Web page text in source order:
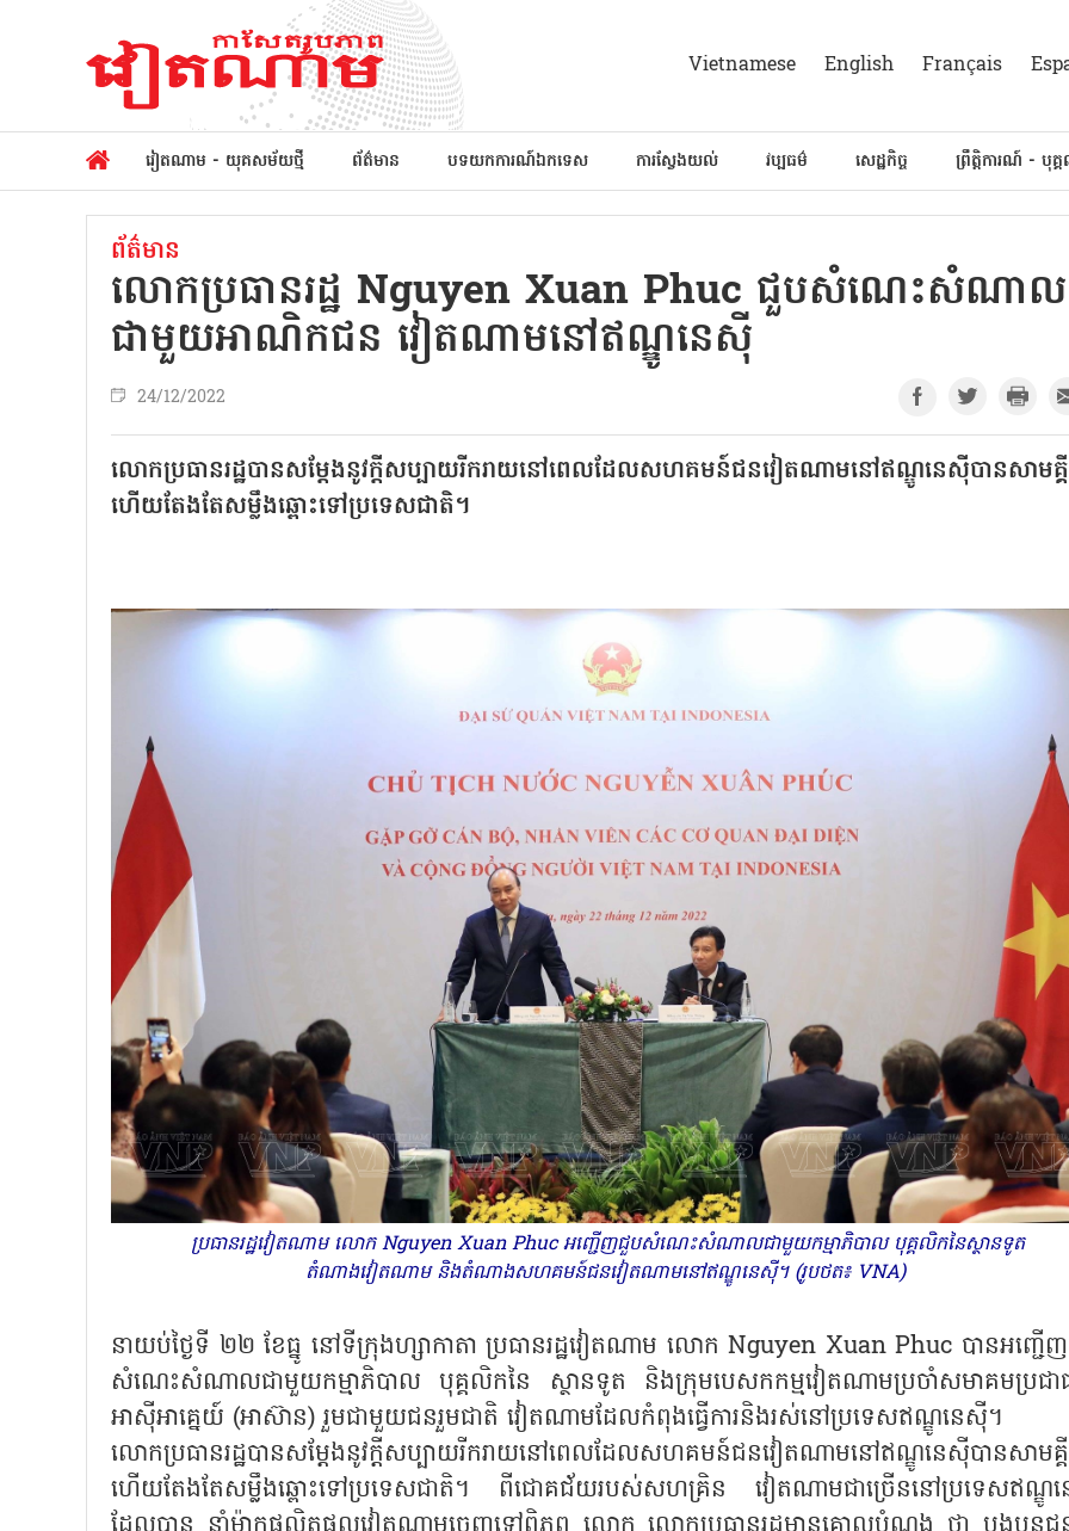
Vietnamese English Français
វៀតណាម - យុគសម័យថ្មី ព័ត៌មាន បទយកការណ៍ឯកទេស ការស្វែងយល់ វប្បធម៌ សេដ្ឋកិច្ច ព្រឹត្តិការណ៍ - បុគ្
ព័ត៌មាន
លោកប្រធានរដ្ឋ Nguyen Xuan Phuc ជួបសំណេះសំណាល
ជាមួយអាណិកជន វៀតណាមនៅឥណ្ឌូនេស៊ី
24/12/2022
លោកប្រធានរដ្ឋបានសម្តែងនូវក្តីសប្បាយរីករាយនៅពេលដែលសហគមន៍ជនវៀតណាមនៅឥណ្ឌូនេស៊ីបានសាមគ្គី
ហើយតែងតែសម្លឹងឆ្ពោះទៅប្រទេសជាតិ។
ប្រធានរដ្ឋវៀតណាម លោក Nguyen Xuan Phuc អញ្ជើញជួបសំណេះសំណាលជាមួយកម្មាភិបាល បុគ្គលិកនៃស្ថានទូត
តំណាងវៀតណាម និងតំណាងសហគមន៍ជនវៀតណាមនៅឥណ្ឌូនេស៊ី។ (រូបថត៖ VNA)
នាយប់ថ្ងៃទី ២២ ខែធ្នូ នៅទីក្រុងហ្សាកាតា ប្រធានរដ្ឋវៀតណាម លោក Nguyen Xuan Phuc បានអញ្ជើ
សំណេះសំណាលជាមួយកម្មាភិបាល បុគ្គលិកនៃ ស្ថានទូត និងក្រុមបេសកកម្មវៀតណាមប្រចាំសមាគមប្រជា
អាស៊ីអាគ្នេយ៍ (អាស៊ាន) រួមជាមួយជនរួមជាតិ វៀតណាមដែលកំពុងធ្វើការនិងរស់នៅប្រទេសឥណ្ឌូនេស៊ី។
លោកប្រធានរដ្ឋបានសម្តែងនូវក្តីសប្បាយរីករាយនៅពេលដែលសហគមន៍ជនវៀតណាមនៅឥណ្ឌូនេស៊ីបានសាមគ្គី
ហើយតែងតែសម្លឹងឆ្ពោះទៅប្រទេសជាតិ។ ពីជោគជ័យរបស់សហគ្រិន វៀតណាមជាច្រើននៅប្រទេសឥណ្ឌូ